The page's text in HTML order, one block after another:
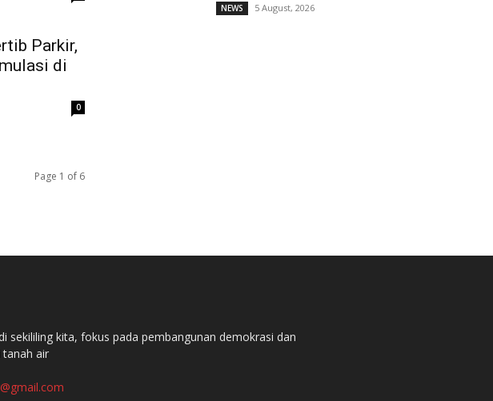
Parkir,
di
0
Page 1 of 6
NEWS 5 August, 2026
sekililing kita, fokus pada pembangunan demokrasi dan
tanah air